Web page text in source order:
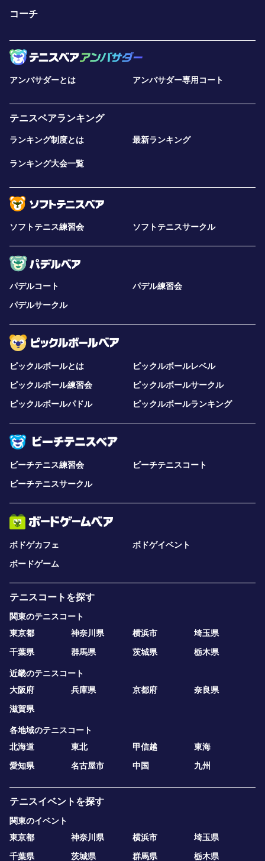
コーチ
アンバサダーとは アンバサダー専用コート
テニスベアランキング
ランキング制度とは 最新ランキング
ランキング大会一覧
ソフトテニス練習会 ソフトテニスサークル
パデルコート
パデル練習会
パデルサークル
ピックルボールとは
ピックルボールレベル
ピックルボール練習会
ピックルボールサークル
ピックルボールパドル
ピックルボールランキング
ビーチテニス練習会
ビーチテニスコート
ビーチテニスサークル
ボドゲカフェ
ボドゲイベント
ボードゲーム
テニスコートを探す
関東のテニスコート
東京都
神奈川県 横浜市
埼玉県
千葉県
群馬県 茨城県 栃木県
近畿のテニスコート
大阪府
兵庫県 京都府
奈良県
滋賀県
各地域のテニスコート
北海道
東北 甲信越
東海
愛知県
名古屋市 中国 九州
テニスイベントを探す
関東のイベント
東京都
神奈川県 横浜市
埼玉県
千葉県
茨城県 群馬県 栃木県